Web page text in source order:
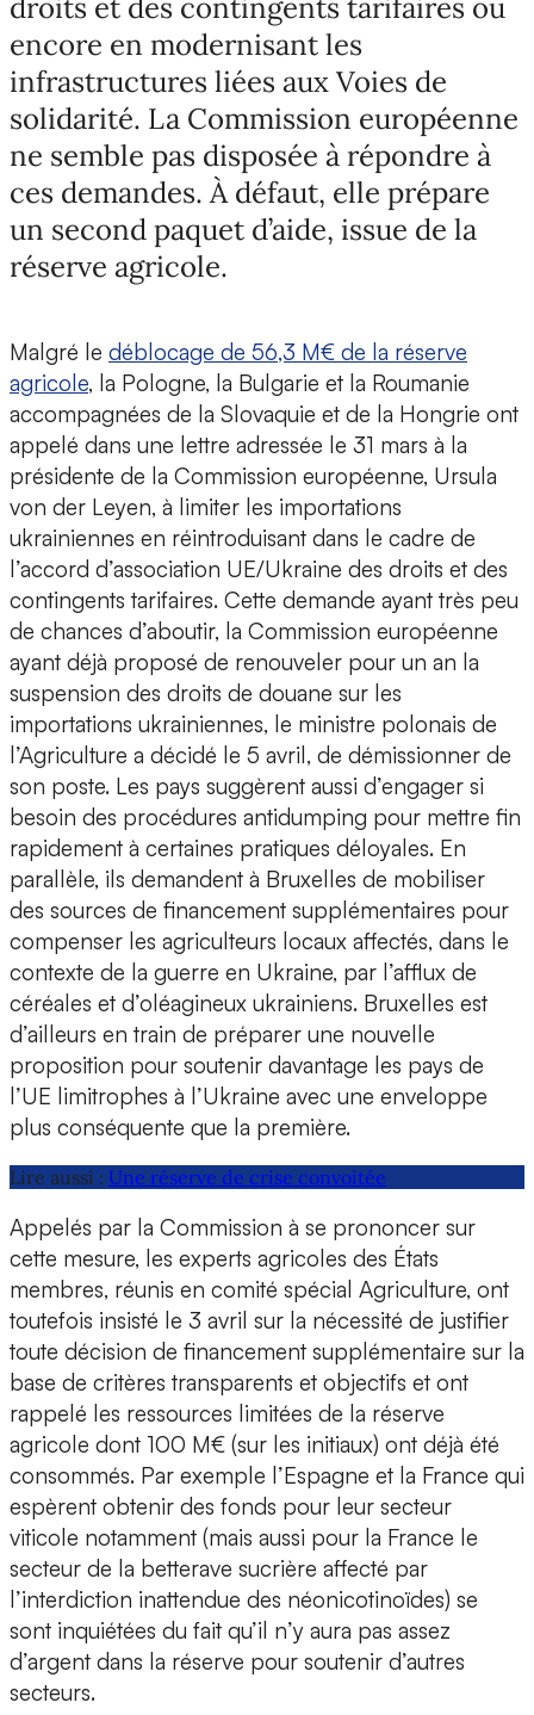
droits et des contingents tarifaires ou
encore en modernisant les
infrastructures liées aux Voies de
solidarité. La Commission européenne
ne semble pas disposée à répondre à
ces demandes. À défaut, elle prépare
un second paquet d’aide, issue de la
réserve agricole.
Malgré le déblocage de 56,3 M€ de la réserve
agricole, la Pologne, la Bulgarie et la Roumanie
accompagnées de la Slovaquie et de la Hongrie ont
appelé dans une lettre adressée le 31 mars à la
présidente de la Commission européenne, Ursula
von der Leyen, à limiter les importations
ukrainiennes en réintroduisant dans le cadre de
l’accord d’association UE/Ukraine des droits et des
contingents tarifaires. Cette demande ayant très peu
de chances d’aboutir, la Commission européenne
ayant déjà proposé de renouveler pour un an la
suspension des droits de douane sur les
importations ukrainiennes, le ministre polonais de
l’Agriculture a décidé le 5 avril, de démissionner de
son poste. Les pays suggèrent aussi d’engager si
besoin des procédures antidumping pour mettre fin
rapidement à certaines pratiques déloyales. En
parallèle, ils demandent à Bruxelles de mobiliser
des sources de financement supplémentaires pour
compenser les agriculteurs locaux affectés, dans le
contexte de la guerre en Ukraine, par l’afflux de
céréales et d’oléagineux ukrainiens. Bruxelles est
d’ailleurs en train de préparer une nouvelle
proposition pour soutenir davantage les pays de
l’UE limitrophes à l’Ukraine avec une enveloppe
plus conséquente que la première.
Lire aussi : Une réserve de crise convoitée
Appelés par la Commission à se prononcer sur
cette mesure, les experts agricoles des États
membres, réunis en comité spécial Agriculture, ont
toutefois insisté le 3 avril sur la nécessité de justifier
toute décision de financement supplémentaire sur la
base de critères transparents et objectifs et ont
rappelé les ressources limitées de la réserve
agricole dont 100 M€ (sur les initiaux) ont déjà été
consommés. Par exemple l’Espagne et la France qui
espèrent obtenir des fonds pour leur secteur
viticole notamment (mais aussi pour la France le
secteur de la betterave sucrière affecté par
l’interdiction inattendue des néonicotinoïdes) se
sont inquiétées du fait qu’il n’y aura pas assez
d’argent dans la réserve pour soutenir d’autres
secteurs.